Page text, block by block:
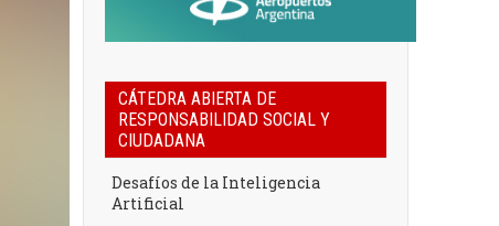
CÁTEDRA ABIERTA DE
RESPONSABILIDAD SOCIAL Y
CIUDADANA
Desafíos de la Inteligencia
Artificial